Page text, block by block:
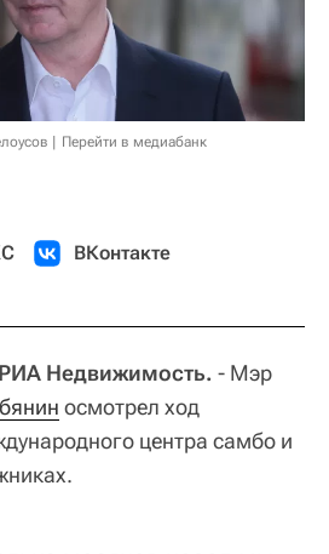
Перейти в медиабанк
ВКонтакте
Недвижимость. - Мэр
осмотрел ход
центра самбо и